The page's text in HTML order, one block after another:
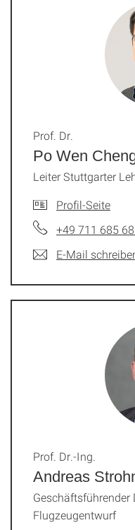
Po Wen
Prof. Dr.
Leiter Stuttgarter
Profil-Seite
+49 711 685
E-Mail
Andreas
Prof. Dr.-Ing.
Geschäftsführender
Flugzeugentwurf